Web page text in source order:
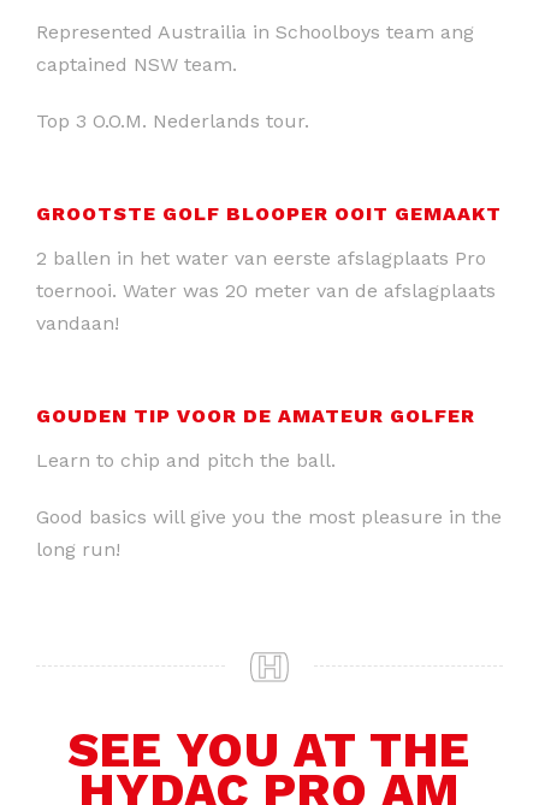
Represented Austrailia in Schoolboys team ang
captained NSW team.
Top 3 O.O.M. Nederlands tour.
GROOTSTE GOLF BLOOPER OOIT GEMAAKT
2 ballen in het water van eerste afslagplaats Pro
toernooi. Water was 20 meter van de afslagplaats
vandaan!
GOUDEN TIP VOOR DE AMATEUR GOLFER
Learn to chip and pitch the ball.
Good basics will give you the most pleasure in the
long run!
SEE YOU AT THE
HYDAC PRO AM